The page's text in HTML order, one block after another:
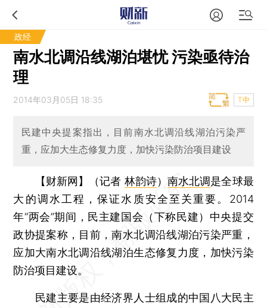
政经
南水北调沿线湖泊堪忧 污染亟待治
理
2014年03月05日 18:35 T中
民建中央提案指出，目前南水北调沿线湖泊污染严
重，应加大生态修复力度，加快污染防治项目建设
【财新网】（记者 林韵诗） 南水北调是全球最
大的调水工程，保证水质安全至关重要。2014
年“两会”期间，民主建国会（下称民建）中央提交
政协提案称，目前，南水北调沿线湖泊污染严重，
应加大南水北调沿线湖泊生态修复力度，加快污染
防治项目建设。
民建主要是由经济界人士组成的中国八大民主